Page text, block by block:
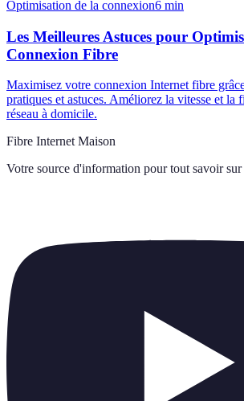
Optimisation de la connexion6 min
Les Meilleures Astuces pour
Connexion Fibre
Maximisez votre connexion Internet fibre
pratiques et astuces. Améliorez la vitesse et la
réseau à domicile.
Fibre Internet Maison
Votre source d'information pour tout savoir sur